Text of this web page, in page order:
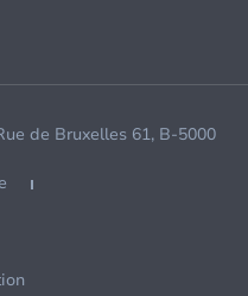
de Bruxelles 61, B-5000